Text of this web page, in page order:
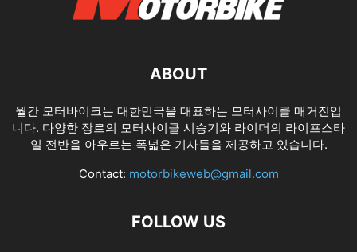
ABOUT
월간 모터바이크는 대한민국을 대표하는 모터사이클 매거진입
니다. 다양한 장르의 모터사이클 시승기와 라이더의 라이프스타
일 전반을 아우르는 폭넓은 기사들을 제공하고 있습니다.
Contact: motorbikeweb@gmail.com
FOLLOW US